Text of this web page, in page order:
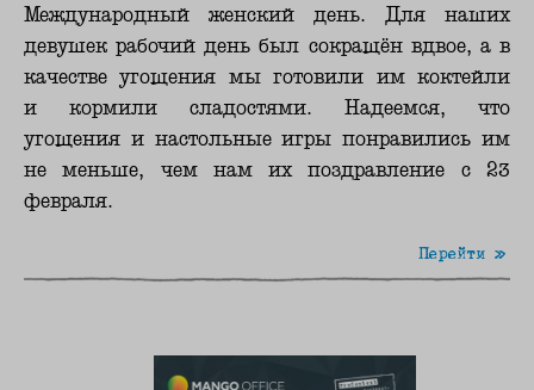
Международный женский день. Для наших
девушек рабочий день был сокращён вдвое, а в
качестве угощения мы готовили им коктейли
и кормили сладостями. Надеемся, что
угощения и настольные игры понравились им
не меньше, чем нам их поздравление с 23
февраля.
Перейти »